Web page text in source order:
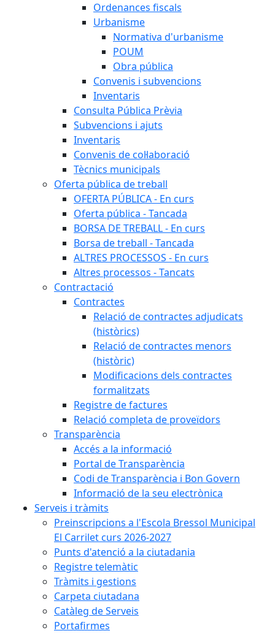
Ordenances fiscals
Urbanisme
Normativa d'urbanisme
POUM
Obra pública
Convenis i subvencions
Inventaris
Consulta Pública Prèvia
Subvencions i ajuts
Inventaris
Convenis de col·laboració
Tècnics municipals
Oferta pública de treball
OFERTA PÚBLICA - En curs
Oferta pública - Tancada
BORSA DE TREBALL - En curs
Borsa de treball - Tancada
ALTRES PROCESSOS - En curs
Altres processos - Tancats
Contractació
Contractes
Relació de contractes adjudicats
(històrics)
Relació de contractes menors
(històric)
Modificacions dels contractes
formalitzats
Registre de factures
Relació completa de proveïdors
Transparència
Accés a la informació
Portal de Transparència
Codi de Transparència i Bon Govern
Informació de la seu electrònica
Serveis i tràmits
Preinscripcions a l'Escola Bressol Municipal
El Carrilet curs 2026-2027
Punts d'atenció a la ciutadania
Registre telemàtic
Tràmits i gestions
Carpeta ciutadana
Catàleg de Serveis
Portafirmes